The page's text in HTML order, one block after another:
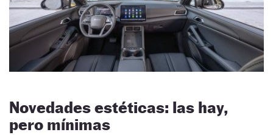
Novedades estéticas: las hay,
pero mínimas